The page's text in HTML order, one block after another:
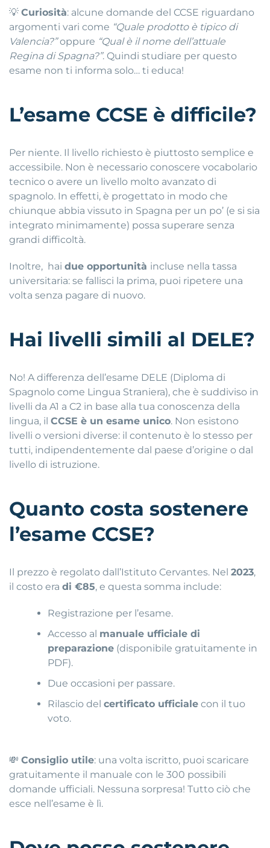
💡 Curiosità: alcune domande del CCSE riguardano
argomenti vari come “Quale prodotto è tipico di
Valencia?”oppure “Qual è il nome dell’attuale
Regina di Spagna?”. Quindi studiare per questo
esame non ti informa solo… ti educa!
L’esame CCSE è difficile?
Per niente. Il livello richiesto è piuttosto semplice e
accessibile. Non è necessario conoscere vocabolario
tecnico o avere un livello molto avanzato di
spagnolo. In effetti, è progettato in modo che
chiunque abbia vissuto in Spagna per un po’ (e si sia
integrato minimamente) possa superare senza
grandi difficoltà.
Inoltre, hai due opportunità incluse nella tassa
universitaria: se fallisci la prima, puoi ripetere una
volta senza pagare di nuovo.
Hai livelli simili al DELE?
No! A differenza dell’esame DELE (Diploma di
Spagnolo come Lingua Straniera), che è suddiviso in
livelli da A1 a C2 in base alla tua conoscenza della
lingua, il CCSE è un esame unico. Non esistono
livelli o versioni diverse: il contenuto è lo stesso per
tutti, indipendentemente dal paese d’origine o dal
livello di istruzione.
Quanto costa sostenere
l’esame CCSE?
Il prezzo è regolato dall’Istituto Cervantes. Nel 2023,
il costo era di €85, e questa somma include:
Registrazione per l’esame.
Accesso al manuale ufficiale di
preparazione (disponibile gratuitamente in
PDF).
Due occasioni per passare.
Rilascio delcertificato ufficiale con il tuo
voto.
💸 Consiglio utile: una volta iscritto, puoi scaricare
gratuitamente il manuale con le 300 possibili
domande ufficiali. Nessuna sorpresa! Tutto ciò che
esce nell’esame è lì.